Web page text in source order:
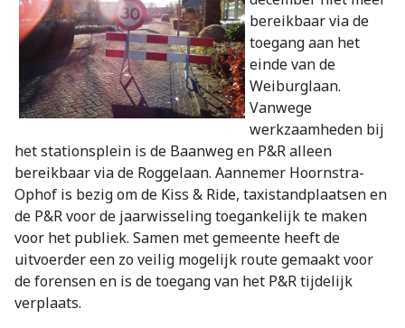
bereikbaar via de
toegang aan het
einde van de
Weiburglaan.
Vanwege
werkzaamheden bij
het stationsplein is de Baanweg en P&R alleen
bereikbaar via de Roggelaan. Aannemer Hoornstra-
Ophof is bezig om de Kiss & Ride, taxistandplaatsen en
de P&R voor de jaarwisseling toegankelijk te maken
voor het publiek. Samen met gemeente heeft de
uitvoerder een zo veilig mogelijk route gemaakt voor
de forensen en is de toegang van het P&R tijdelijk
verplaats.